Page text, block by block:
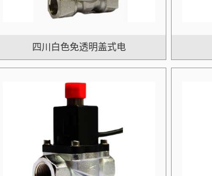
四川白色免透明盖式电